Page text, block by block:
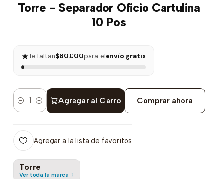
Torre - Separador Oficio Cartulina
10 Pos
★Te faltan$80.000para elenvío gratis
Cantidad Agregar al Carro Comprar ahora
Agregar a la lista de favoritos
Torre
Ver toda la marca